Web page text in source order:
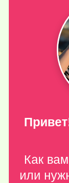
Как
или